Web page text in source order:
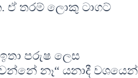
ඒ තරම් ලොකු ටාගට්
පරුෂ ලෙස
නෑ“ යනාදී වශයෙන්